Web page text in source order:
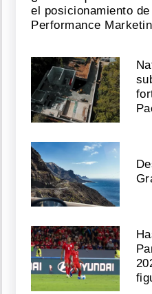
el posicionamiento
Performance